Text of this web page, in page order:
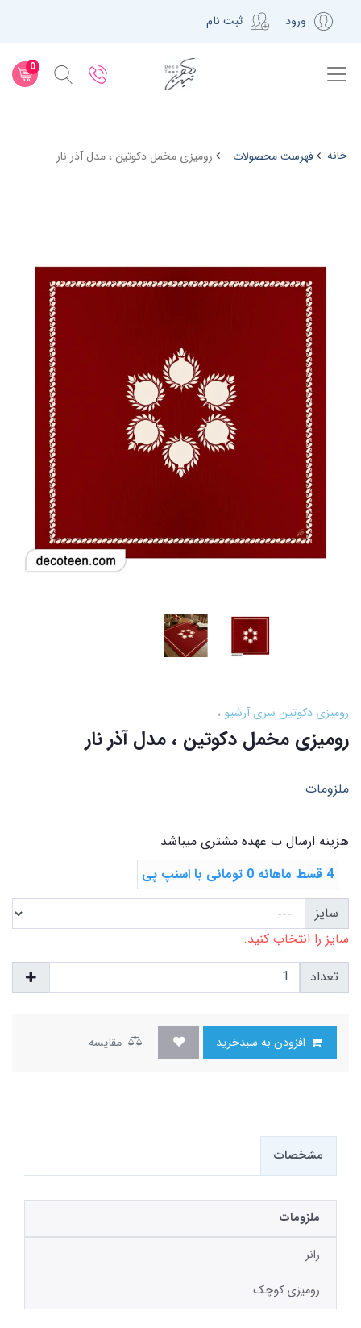
ورود ثبت نام
0
خانه فهرست محصولات رومیزی مخمل دکوتین ، مدل آذر نار
رومیزی دکوتین سری آرشیو
رومیزی مخمل دکوتین ، مدل آذر نار
ملزومات
هزینه ارسال ب عهده مشتری میباشد
4 قسط ماهانه 0 تومانی با اسنپ ‌پی
سایز
سایز را انتخاب کنید.
تعداد
مقایسه
مشخصات
ملزومات
رانر
رومیزی کوچک